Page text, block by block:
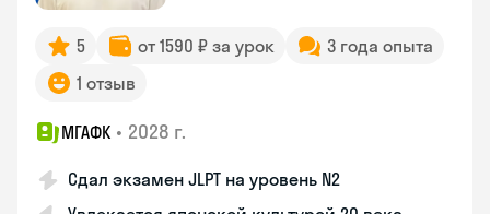
5 от 1590 ₽ за урок
3 года опыта
1 отзыв
МГАФК • 2028 г.
Сдал экзамен JLPT на уровень N2